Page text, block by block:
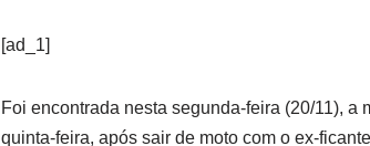
[ad_1]
Foi encontrada nesta segunda-feira (20/11),
quinta-feira, após sair de moto com o ex-